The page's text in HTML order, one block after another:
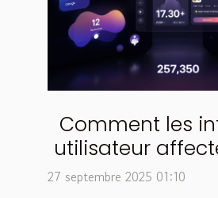
Comment les
utilisateur
l'engagement
27 septembre 2025 01:10